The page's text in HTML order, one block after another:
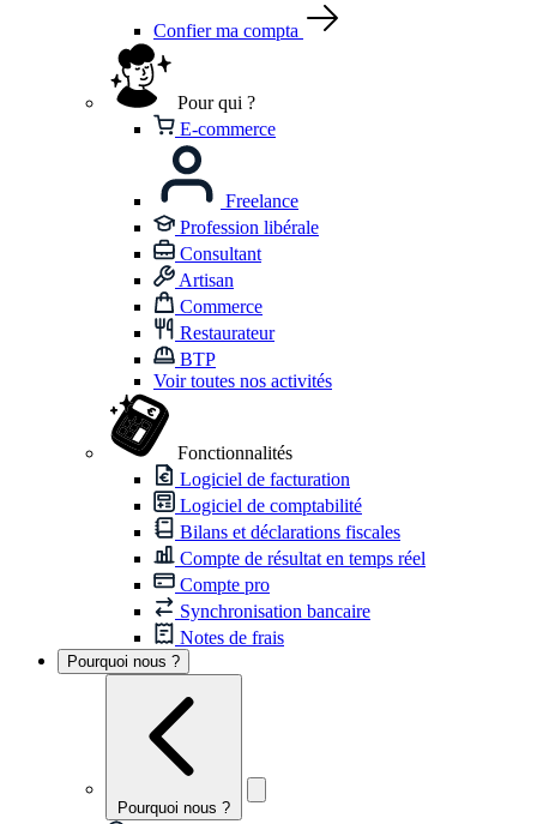
Confier ma compta
Pour qui ?
E-commerce
Freelance
Profession libérale
Consultant
Artisan
Commerce
Restaurateur
BTP
Voir toutes nos activités
Fonctionnalités
Logiciel de facturation
Logiciel de comptabilité
Bilans et déclarations fiscales
Compte de résultat en temps réel
Compte pro
Synchronisation bancaire
Notes de frais
Pourquoi nous ?
Pourquoi nous ?